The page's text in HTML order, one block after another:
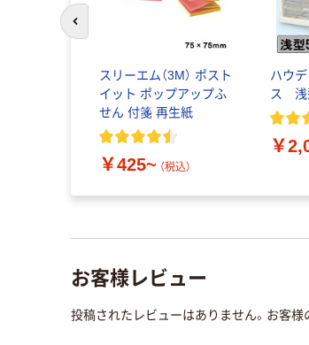
スリーエム（3M） ポスト
イット ポップアップふ
せん 付箋 再生紙
￥425~ （税込）
ハウ
ス 浅
￥
お客様レビュー
投稿されたレビューはありません。お客様